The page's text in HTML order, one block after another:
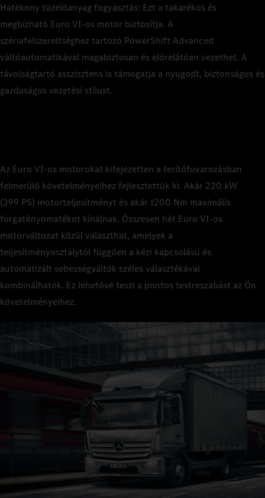
Hatékony tüzelőanyag fogyasztás: Ezt a takarékos és
megbízható Euro VI‑os motor biztosítja. A
szériafelszereltséghez tartozó PowerShift Advanced
váltóautomatikával magabiztosan és előrelátóan vezethet. A
távolságtartó asszisztens is támogatja a nyugodt, biztonságos és
gazdaságos vezetési stílust.
Az Euro VI‑os motorokat kifejezetten a terítőfuvarozásban
felmerülő követelményeihez fejlesztettük ki. Akár 220 kW
(299 PS) motorteljesítményt és akár 1200 Nm maximális
forgatónyomatékot kínálnak. Összesen hét Euro VI‑os
motorváltozat közül választhat, amelyek a
teljesítményosztálytól függően a kézi kapcsolású és
automatizált sebességváltók széles választékával
kombinálhatók. Ez lehetővé teszi a pontos testreszabást az Ön
követelményeihez.